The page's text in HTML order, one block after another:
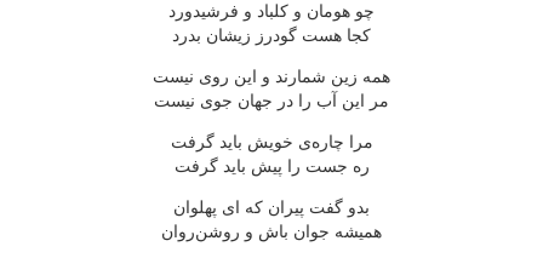
چو هومان و کلباد و فرشیدورد
کجا هست گودرز زیشان بدرد
همه زین شمارند و این روی نیست
مر این آب را در جهان جوی نیست
مرا چاره‌ی خویش باید گرفت
ره جست را پیش باید گرفت
بدو گفت پیران که ای پهلوان
همیشه جوان باش و روشن‌روان